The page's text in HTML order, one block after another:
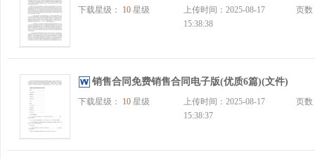
下载星级： 10 星级
上传时间：2025-08-17
15:38:38
页
销售合同免费销售合同电子版(优质6篇)(文件)
下载星级： 10 星级
上传时间：2025-08-17
15:38:37
页